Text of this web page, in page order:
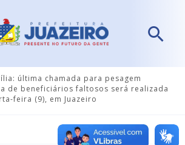
última chamada para pesagem
de beneficiários faltosos será realizada
feira (9), em Juazeiro